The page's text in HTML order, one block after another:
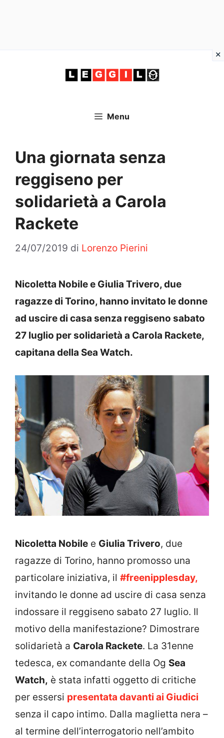
Menu
Una giornata senza
reggiseno per
solidarietà a Carola
Rackete
24/07/2019 di Lorenzo Pierini
Nicoletta Nobile e Giulia Trivero, due
ragazze di Torino, hanno invitato le donne
ad uscire di casa senza reggiseno sabato
27 luglio per solidarietà a Carola Rackete,
capitana della Sea Watch.
Nicoletta Nobile e Giulia Trivero, due
ragazze di Torino, hanno promosso una
particolare iniziativa, il #freenipplesday,
invitando le donne ad uscire di casa senza
indossare il reggiseno sabato 27 luglio. Il
motivo della manifestazione? Dimostrare
solidarietà a Carola Rackete. La 31enne
tedesca, ex comandante della Og Sea
Watch, è stata infatti oggetto di critiche
per essersi presentata davanti ai Giudici
senza il capo intimo. Dalla maglietta nera –
al termine dell’interrogatorio nell’ambito